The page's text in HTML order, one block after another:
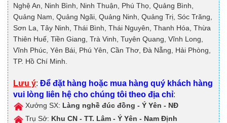
Nghệ An, Ninh Bình, Ninh Thuận, Phú Thọ, Quảng Bình,
Quảng Nam, Quảng Ngãi, Quảng Ninh, Quảng Trị, Sóc Trăng,
Sơn La, Tây Ninh, Thái Bình, Thái Nguyên, Thanh Hóa, Thừa
Thiên Huế, Tiền Giang, Trà Vinh, Tuyên Quang, Vĩnh Long,
Vĩnh Phúc, Yên Bái, Phú Yên, Cần Thơ, Đà Nẵng, Hải Phòng,
TP. Hồ Chí Minh.
Lưu ý: Để đặt hàng hoặc mua hàng quý khách hàng
vui lòng liên hệ cho chúng tôi theo địa chỉ:
Xưởng SX: Làng nghề đúc đồng - Ý Yên - NĐ
Trụ Sở: Khu CN - TT. Lâm - Ý Yên - Nam Định